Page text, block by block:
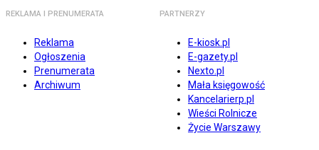
REKLAMA I PRENUMERATA
Reklama
Ogłoszenia
Prenumerata
Archiwum
PARTNERZY
E-kiosk.pl
E-gazety.pl
Nexto.pl
Mała księgowość
Kancelarierp.pl
Wieści Rolnicze
Życie Warszawy